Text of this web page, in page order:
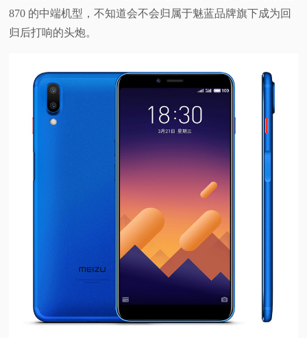
870 的中端机型，不知道会不会归属于魅蓝品牌旗下成为回
归后打响的头炮。